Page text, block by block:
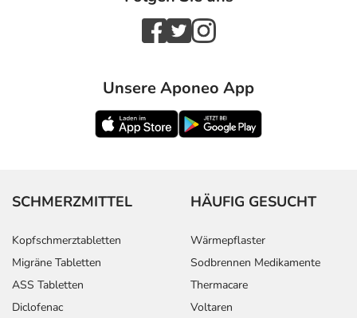
Unsere Aponeo App
SCHMERZMITTEL
Kopfschmerztabletten
Migräne Tabletten
ASS Tabletten
Diclofenac
HÄUFIG GESUCHT
Wärmepflaster
Sodbrennen Medikamente
Thermacare
Voltaren